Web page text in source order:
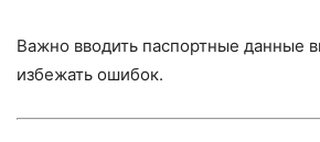
Важно вводить паспортные данные
избежать ошибок.